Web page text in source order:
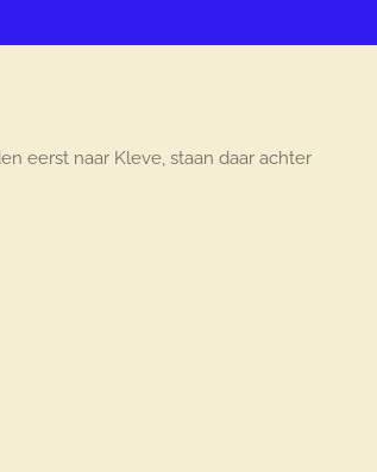
eerst naar Kleve, staan daar achter